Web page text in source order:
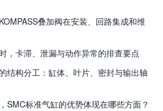
叠加阀在安装、回路集成和维
，卡滞、泄漏与动作异常的排查要点
结构分工：缸体、叶片、密封与输出轴
SMC标准气缸的优势体现在哪些方面？